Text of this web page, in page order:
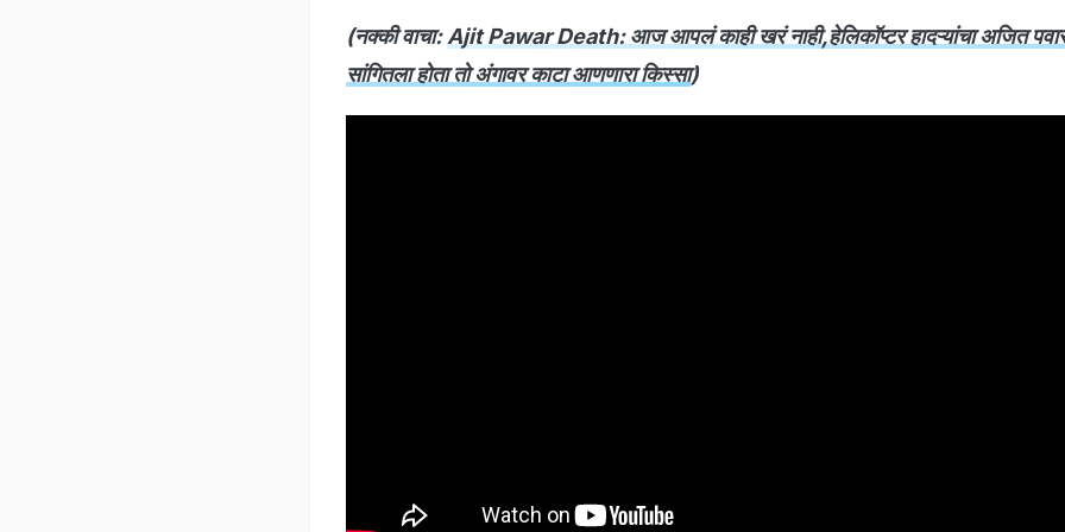
(नक्की वाचा:Ajit Pawar Death: आज आपलं काही खरं नाही,हेलिकॉप्टर हादऱ्यांचा अजित
सांगितला होता तो अंगावर काटा आणणारा किस्सा)